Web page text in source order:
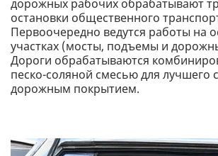
дорожных рабочих обрабатывают
остановки общественного
Первоочередно ведутся работы на
участках (мосты, подъемы и
Дороги обрабатываются
песко-соляной смесью для лучшего
дорожным покрытием.